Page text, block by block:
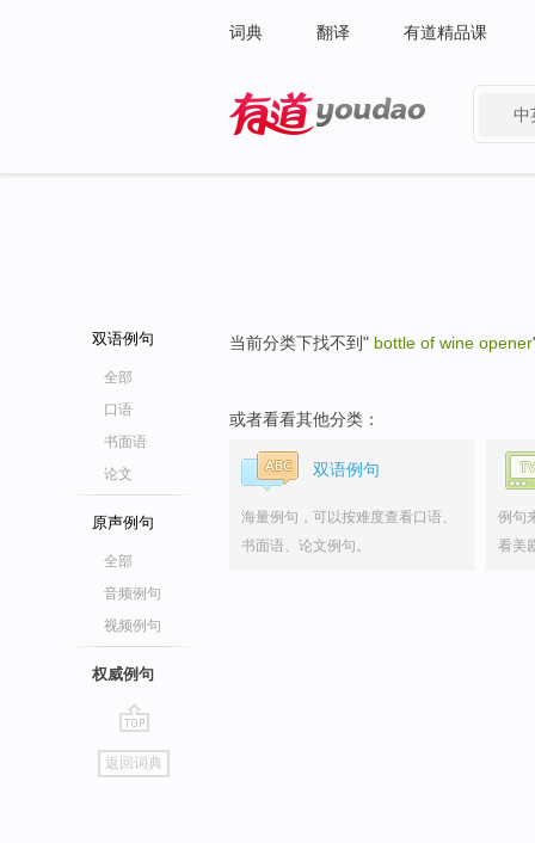
词典 翻译 有道精品课
中
双语例句
全部
口语
书面语
论文
原声例句
全部
音频例句
视频例句
权威例句
go
top
返回词典
当前分类下找不到" bottle of wine opener
或者看看其他分类：
双语例句
海量例句，可以按难度查看口语、
书面语、论文例句。
例句
看美